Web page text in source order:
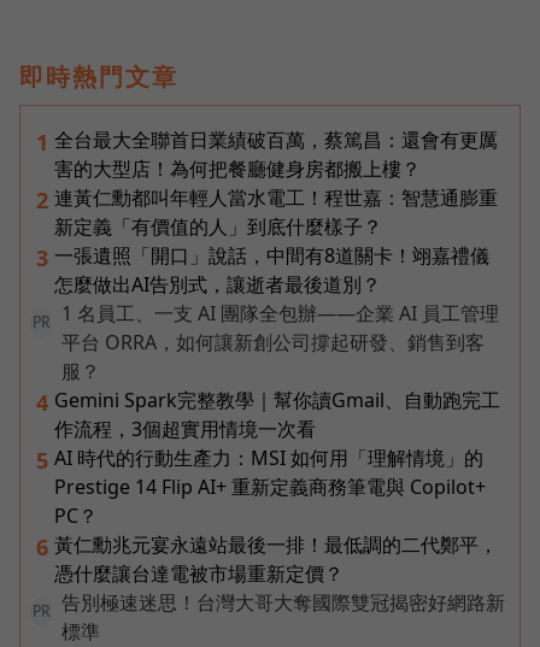
即時熱門文章
1 全台最大全聯首日業績破百萬，蔡篤昌：還會有更厲
害的大型店！為何把餐廳健身房都搬上樓？
2 連黃仁勳都叫年輕人當水電工！程世嘉：智慧通膨重
新定義「有價值的人」到底什麼樣子？
3 一張遺照「開口」說話，中間有8道關卡！翊嘉禮儀
怎麼做出AI告別式，讓逝者最後道別？
PR
1 名員工、一支 AI 團隊全包辦——企業 AI 員工管理
平台 ORRA，如何讓新創公司撐起研發、銷售到客
服？
4 Gemini Spark完整教學｜幫你讀Gmail、自動跑完工
作流程，3個超實用情境一次看
5 AI 時代的行動生產力：MSI 如何用「理解情境」的
Prestige 14 Flip AI+ 重新定義商務筆電與 Copilot+
PC？
6 黃仁勳兆元宴永遠站最後一排！最低調的二代鄭平，
憑什麼讓台達電被市場重新定價？
PR
告別極速迷思！台灣大哥大奪國際雙冠揭密好網路新
標準